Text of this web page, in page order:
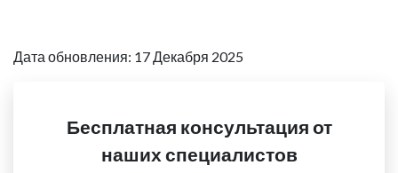
Дата обновления: 17 Декабря 2025
Бесплатная консультация от
наших специалистов